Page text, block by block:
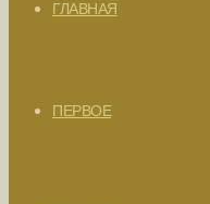
ГЛАВНАЯ
ПЕРВОЕ